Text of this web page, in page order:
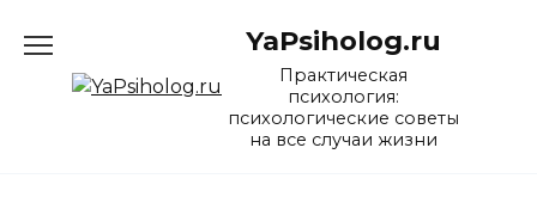
содержанию
YaPsiholog.ru
Практическая
психология:
психологические советы
на все случаи жизни